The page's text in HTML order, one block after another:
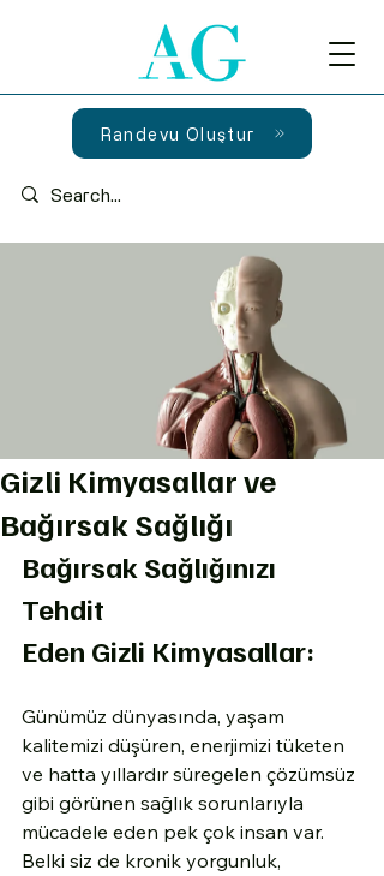
Randevu Oluştur
Gizli Kimyasallar ve
Bağırsak Sağlığı
Bağırsak Sağlığınızı
Tehdit
Eden Gizli Kimyasallar:
Günümüz dünyasında, yaşam
kalitemizi düşüren, enerjimizi tüketen
ve hatta yıllardır süregelen çözümsüz
gibi görünen sağlık sorunlarıyla
mücadele eden pek çok insan var.
Belki siz de kronik yorgunluk,